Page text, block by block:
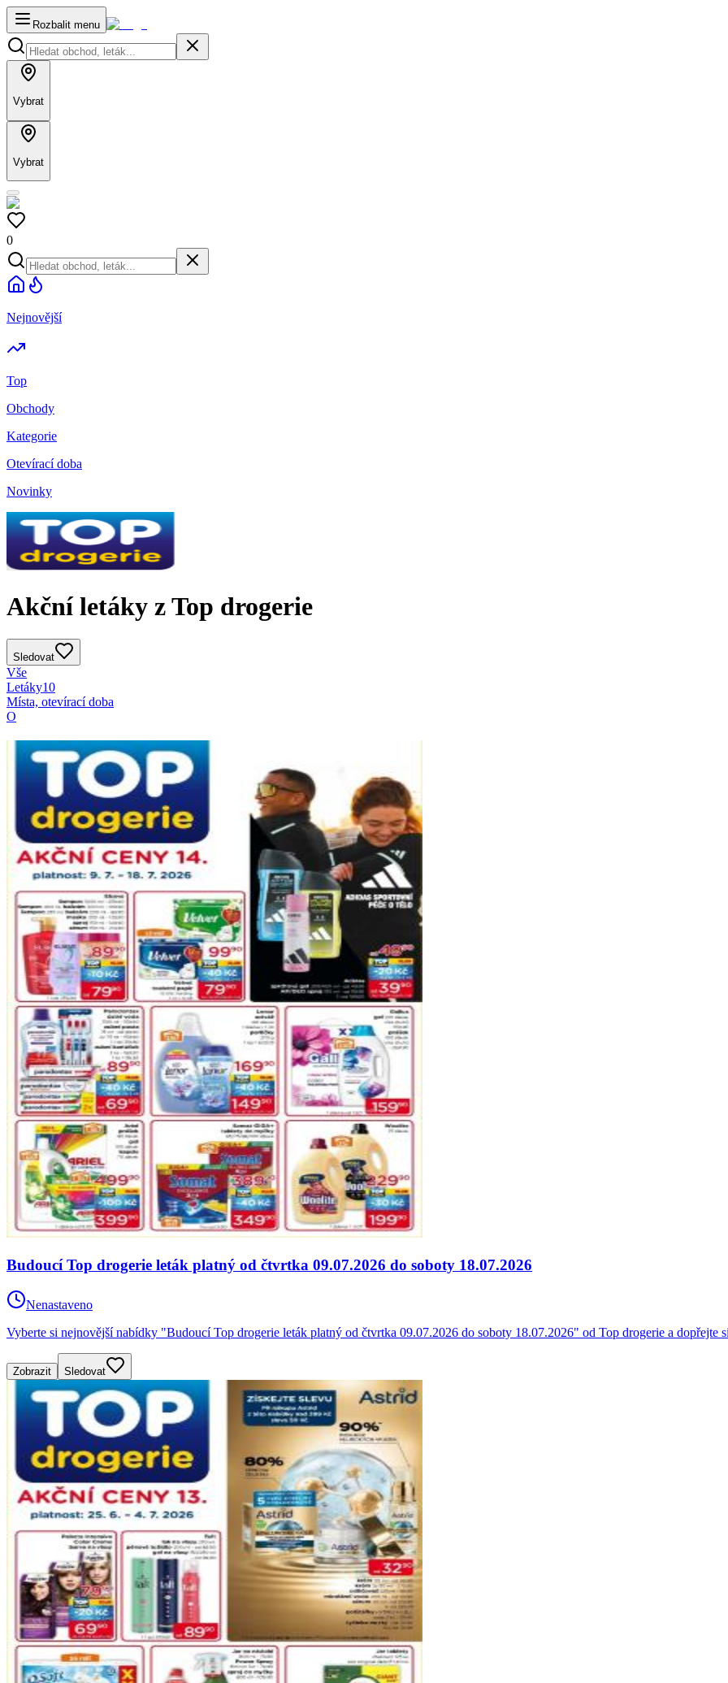
Rozbalit menu
Vybrat
Vybrat
0
Nejnovější
Top
Obchody
Kategorie
Otevírací doba
Novinky
Akční letáky z Top drogerie
Sledovat
Vše
Letáky10
Místa, otevírací doba
O
Budoucí Top drogerie leták platný od čtvrtka 09.07.2026 do soboty 18.07.2026
Nenastaveno
Vyberte si nejnovější nabídky "Budoucí Top drogerie leták platný od čtvrtka 09.07.2026 do soboty 18.07.2026" od Top drogerie a dopřejte
Zobrazit Sledovat